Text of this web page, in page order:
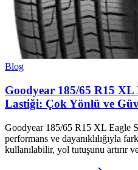
Blog
Goodyear 185/65 R15 XL
Lastiği: Çok Yönlü ve
Goodyear 185/65 R15 XL Eagle
performans ve dayanıklılığıyla
kullanılabilir, yol tutuşunu artırır